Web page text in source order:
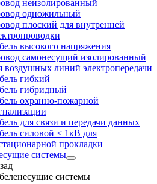
неизолированный
одножильный
плоский для внутренней
высокого напряжения
самонесущий изолированный
воздушных линий электропередачи
гибкий
гибридный
охранно-пожарной
для связи и передачи данных
силовой < 1кВ для
прокладки
системы
системы